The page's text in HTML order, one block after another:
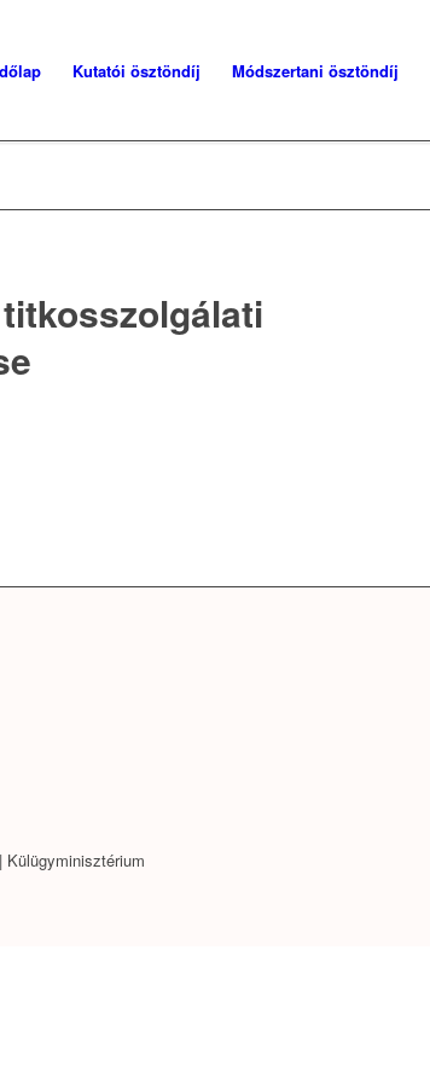
Kutatói ösztöndíj Módszertani ösztöndíj